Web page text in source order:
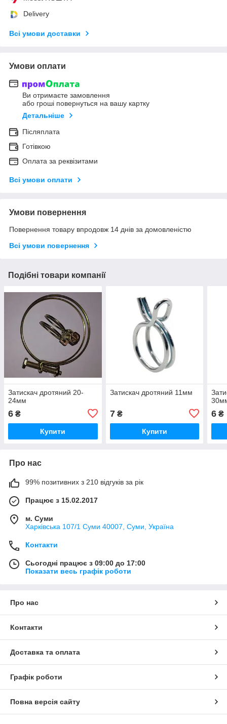
Delivery
Всі умови доставки
Умови оплати
Ви отримаєте замовлення
або гроші повернуться на вашу картку
Детальніше
Післяплата
Готівкою
Оплата за реквізитами
Всі умови оплати
Умови повернення
Повернення товару впродовж 14 днів за домовленістю
Всі умови повернення
Подібні товари компанії
Затискач дротяний 20-
24мм
6 ₴
Купити
Затискач дротяний 11мм
7₴
Купити
6 ₴
Про нас
99% позитивних з 210 відгуків за рік
Працює з 15.02.2017
м. Суми
Харківська 107/1 Суми 40007, Суми, Україна
Контакти
Сьогодні працює з 09:00 до 17:00
Показати весь графік роботи
Про нас
Контакти
Доставка та оплата
Графік роботи
Повна версія сайту